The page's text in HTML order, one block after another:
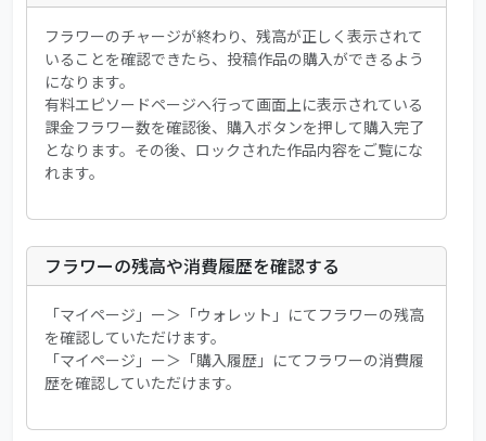
フラワーのチャージが終わり、残高が正しく表示されて
いることを確認できたら、投稿作品の購入ができるよう
になります。
有料エピソードページへ行って画面上に表示されている
課金フラワー数を確認後、購入ボタンを押して購入完了
となります。その後、ロックされた作品内容をご覧にな
れます。
フラワーの残高や消費履歴を確認する
「マイページ」ー＞「ウォレット」にてフラワーの残高
を確認していただけます。
「マイページ」ー＞「購入履歴」にてフラワーの消費履
歴を確認していただけます。